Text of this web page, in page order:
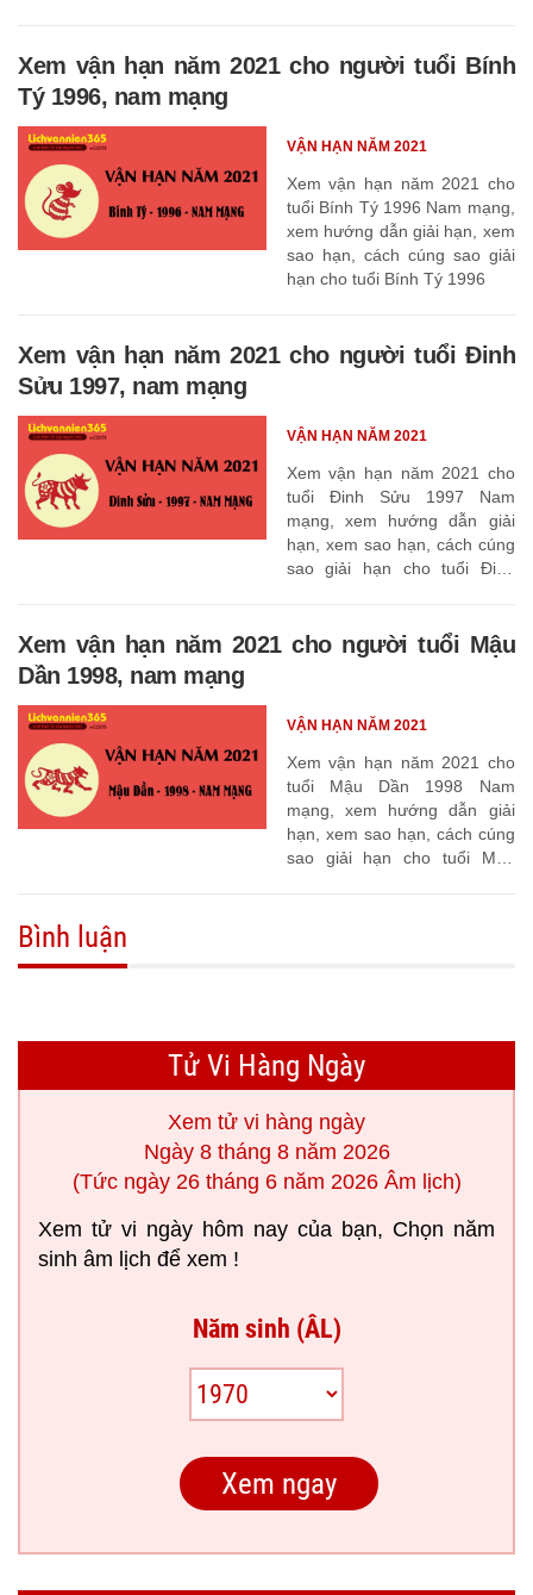
Xem vận hạn năm 2021 cho người tuổi Bính
Tý 1996, nam mạng
Xem vận hạn năm 2021 cho
tuổi Bính Tý 1996 Nam mạng,
xem hướng dẫn giải hạn, xem
sao hạn, cách cúng sao giải
hạn cho tuổi Bính Tý 1996
VẬN HẠN NĂM 2021
Xem vận hạn năm 2021 cho người tuổi Đinh
Sửu 1997, nam mạng
Xem vận hạn năm 2021 cho
tuổi Đinh Sửu 1997 Nam
mạng, xem hướng dẫn giải
hạn, xem sao hạn, cách cúng
sao giải hạn cho tuổi Đinh
VẬN HẠN NĂM 2021
Xem vận hạn năm 2021 cho người tuổi Mậu
Dần 1998, nam mạng
Xem vận hạn năm 2021 cho
tuổi Mậu Dần 1998 Nam
mạng, xem hướng dẫn giải
hạn, xem sao hạn, cách cúng
sao giải hạn cho tuổi Mậu
VẬN HẠN NĂM 2021
Bình luận
Tử Vi Hàng Ngày
Xem tử vi hàng ngày
Ngày 8 tháng 8 năm 2026
(Tức ngày 26 tháng 6 năm 2026 Âm lịch)
Xem tử vi ngày hôm nay của bạn, Chọn năm
sinh âm lịch để xem !
Năm sinh (ÂL)